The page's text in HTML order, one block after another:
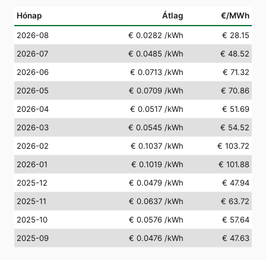
Hónap Átlag €/MWh
2026-08 € 0.0282 /kWh
€ 28.15
2026-07
€ 0.0485 /kWh
€ 48.52
2026-06
€ 0.0713 /kWh
€ 71.32
2026-05
€ 0.0709 /kWh
€ 70.86
2026-04
€ 0.0517 /kWh
€ 51.69
2026-03
€ 0.0545 /kWh
€ 54.52
2026-02
€ 0.1037 /kWh
€ 103.72
2026-01
€ 0.1019 /kWh
€ 101.88
2025-12
€ 0.0479 /kWh
€ 47.94
2025-11
€ 0.0637 /kWh
€ 63.72
2025-10
€ 0.0576 /kWh
€ 57.64
2025-09
€ 0.0476 /kWh € 47.63